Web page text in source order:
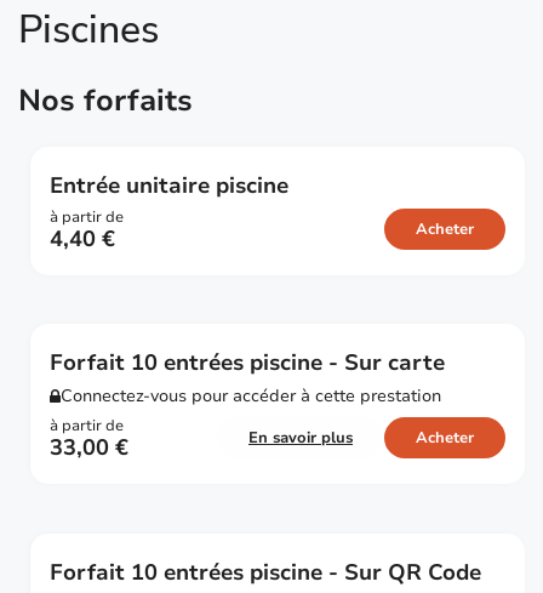
Piscines
Nos forfaits
Entrée unitaire piscine
à partir de
4,40 € Acheter
Forfait 10 entrées piscine - Sur carte
Connectez-vous pour accéder à cette prestation
à partir de
33,00 € En savoir plus Acheter
Forfait 10 entrées piscine - Sur QR Code